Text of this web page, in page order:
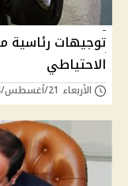
توجيهات
الاحتياطي
الأربعاء 21/أغسطس/2024 - 11:59 ص